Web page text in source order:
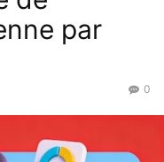
par
0